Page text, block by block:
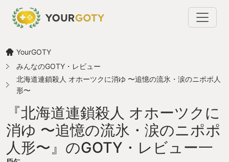
YourGOTY
みんなのGOTY・レビュー
北海道連鎖殺人 オホーツクに消ゆ 〜追憶の流氷・涙のニポポ人
形〜
『北海道連鎖殺人 オホーツクに
消ゆ 〜追憶の流氷・涙のニポポ
人形〜』のGOTY・レビュー一